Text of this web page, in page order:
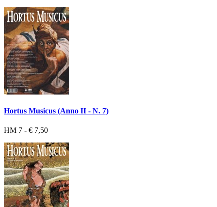
Hortus Musicus (Anno II - N. 7)
HM 7 - € 7,50